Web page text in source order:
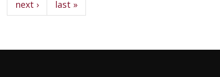
next › last »